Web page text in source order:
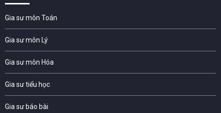
Gia sư môn Toán
Gia sư môn Lý
Gia sư môn Hóa
Gia sư tiểu học
Gia sư báo bài